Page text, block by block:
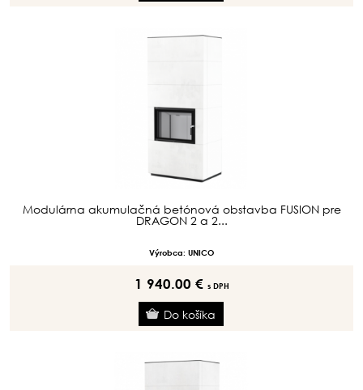
Modulárna akumulačná betónová obstavba FUSION pre
DRAGON 2 a 2...
Výrobca: UNICO
1 940.00 € s DPH